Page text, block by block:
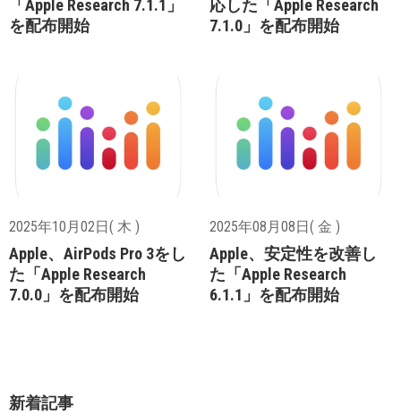
「Apple Research 7.1.1」
を配布開始
応した「Apple Research
7.1.0」を配布開始
2025年10月02日( 木 )
Apple、AirPods Pro 3をし
た「Apple Research
7.0.0」を配布開始
2025年08月08日( 金 )
Apple、安定性を改善し
た「Apple Research
6.1.1」を配布開始
新着記事